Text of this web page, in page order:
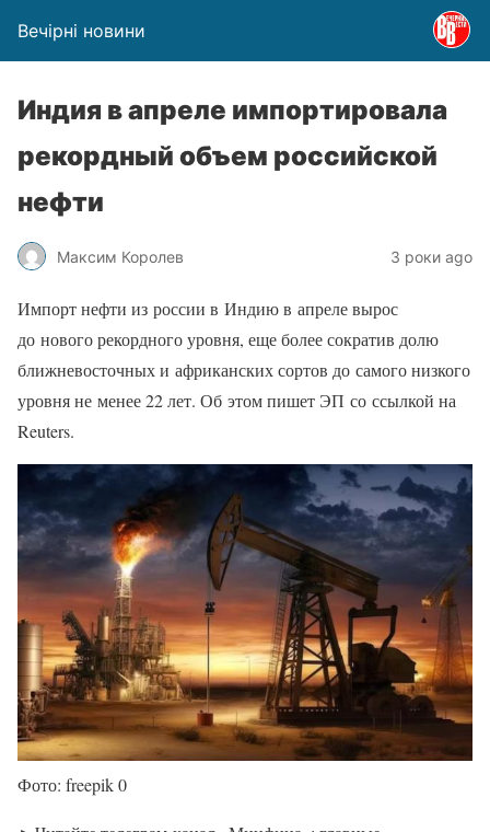
Вечірні новини
Индия в апреле импортировала
рекордный объем российской
нефти
Максим Королев 3 роки ago
Импорт нефти из россии в Индию в апреле вырос
до нового рекордного уровня, еще более сократив долю
ближневосточных и африканских сортов до самого низкого
уровня не менее 22 лет. Об этом пишет ЭП со ссылкой на
Reuters.
Фото: freepik 0